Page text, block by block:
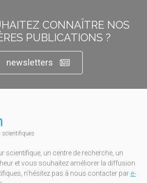
CONNAÎTRE NOS
PUBLICATIONS ?
newsletters
scientifiques
scientifique, un centre de recherche, un
et vous souhaitez améliorer la diffusion
n'hésitez pas à nous contacter par e-